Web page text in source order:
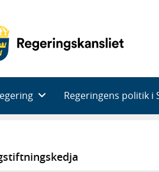
Regeringens politik i